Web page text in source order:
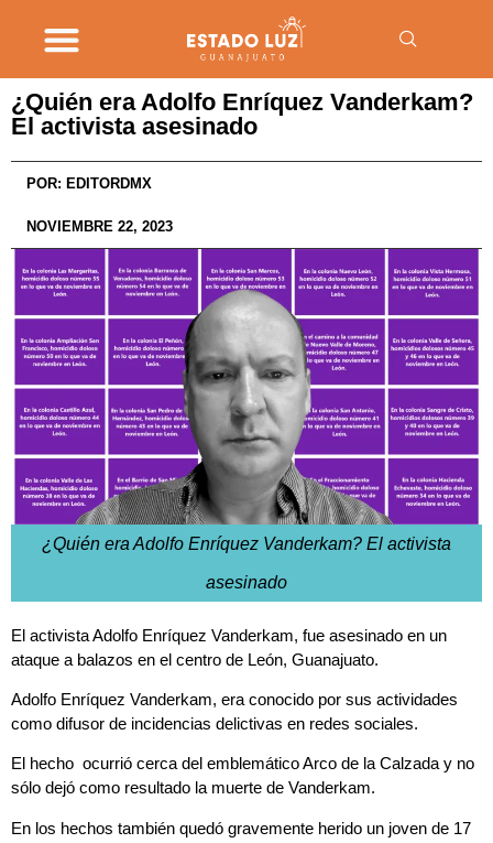
¿Quién era Adolfo Enríquez Vanderkam?
El activista asesinado
POR: EDITORDMX
NOVIEMBRE 22, 2023
¿Quién era Adolfo Enríquez Vanderkam? El activista
asesinado
El activista Adolfo Enríquez Vanderkam, fue asesinado en un
ataque a balazos en el centro de León, Guanajuato.
Adolfo Enríquez Vanderkam, era conocido por sus actividades
como difusor de incidencias delictivas en redes sociales.
El hecho ocurrió cerca del emblemático Arco de la Calzada y no
sólo dejó como resultado la muerte de Vanderkam.
En los hechos también quedó gravemente herido un joven de 17